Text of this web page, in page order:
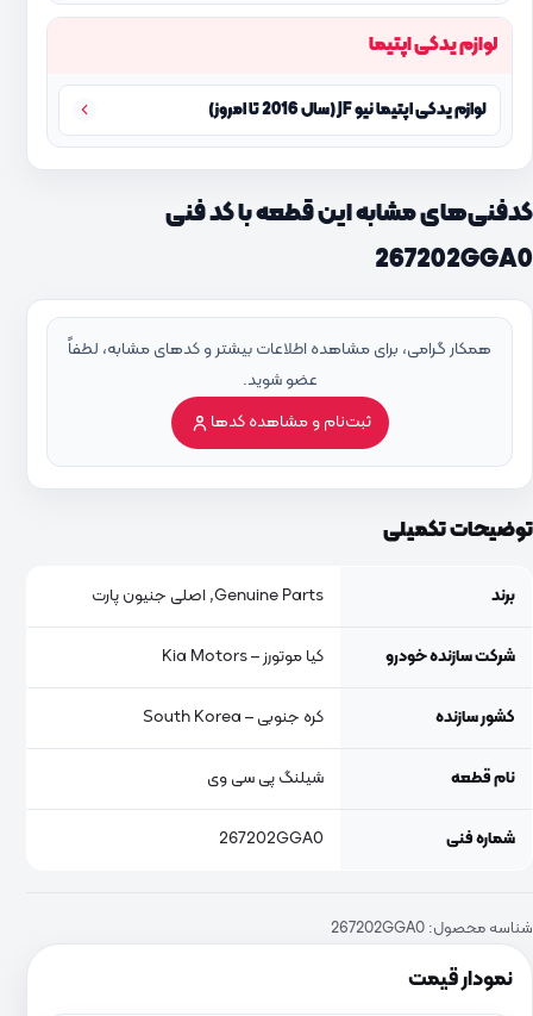
نمودار قیمت
لوازم یدکی اپتیما
لوازم یدکی اپتیما نیو JF (سال 2016 تا امروز)
کدفنی‌های مشابه این قطعه با کد فنی
267202GGA0
همکار گرامی، برای مشاهده اطلاعات بیشتر و کدهای مشابه، لطفاً
عضو شوید.
ثبت‌نام و مشاهده کدها
توضیحات تکمیلی
برند Genuine Parts, اصلی جنیون پارت
شرکت سازنده خودرو کیا موتورز – Kia Motors
کشور سازنده کره جنوبی – South Korea
نام قطعه شیلنگ پی سی وی
شماره فنی 267202GGA0
شناسه محصول: 267202GGA0